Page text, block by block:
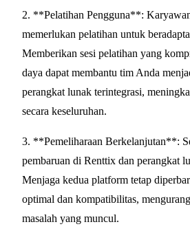
2. **Pelatihan Pengguna**:
memerlukan pelatihan untuk
Memberikan sesi pelatihan yang
daya dapat membantu tim Anda
perangkat lunak terintegrasi,
secara keseluruhan.
3. **Pemeliharaan Berkelanjutan**:
pembaruan di Renttix dan perangkat
Menjaga kedua platform tetap
optimal dan kompatibilitas,
masalah yang muncul.